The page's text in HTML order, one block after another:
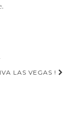
LAS VEGAS !